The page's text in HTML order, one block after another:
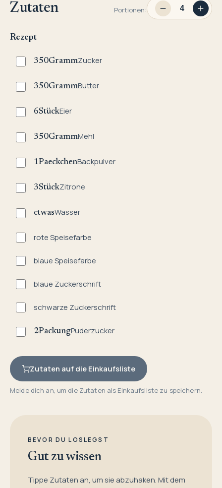
Zutaten Portionen:
Rezept
350GrammZucker
350GrammButter
6StückEier
350GrammMehl
1PaeckchenBackpulver
3StückZitrone
etwasWasser
rote Speisefarbe
blaue Speisefarbe
blaue Zuckerschrift
schwarze Zuckerschrift
2PackungPuderzucker
Zutaten auf die Einkaufsliste
Melde dich an, um die Zutaten als Einkaufsliste zu speichern.
BEVOR DU LOSLEGST
Gut zu wissen
Tippe Zutaten an, um sie abzuhaken. Mit dem